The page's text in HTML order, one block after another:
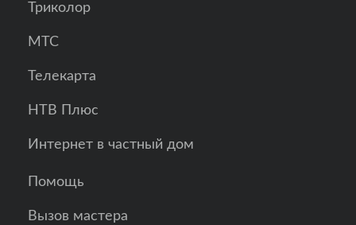
Триколор
МТС
Телекарта
НТВ Плюс
Интернет в частный дом
Помощь
Вызов мастера